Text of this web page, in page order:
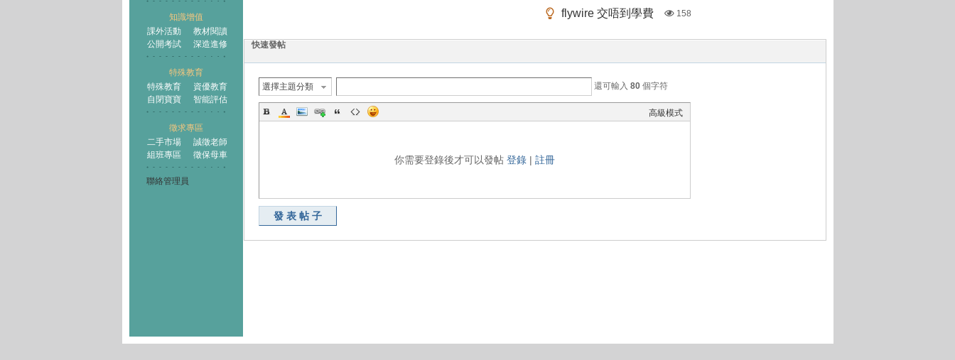
知識增值
課外活動
教材閱讀
公開考試
深造進修
特殊教育
特殊教育
資優教育
自閉寶寶
智能評估
徵求專區
二手市場
誠徵老師
組班專區
徵保母車
聯絡管理員
flywire 交唔到學費 158
快速發帖
選擇主題分類 還可輸入 80 個字符
高級模式
你需要登錄後才可以發帖 登錄 | 註冊
發表帖子